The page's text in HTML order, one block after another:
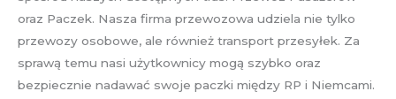
oraz Paczek. Nasza firma przewozowa udziela nie tylko
przewozy osobowe, ale również transport przesyłek. Za
sprawą temu nasi użytkownicy mogą szybko oraz
bezpiecznie nadawać swoje paczki między RP i Niemcami.